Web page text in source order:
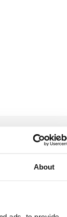
About
a